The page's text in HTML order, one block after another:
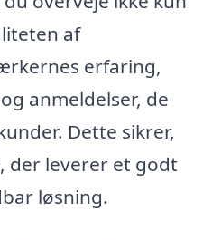
af
erfaring,
anmeldelser, de
Dette sikrer,
der leverer et godt
løsning.